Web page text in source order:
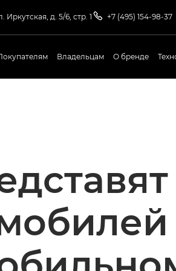
Иркутская, д. 5/6, стр. 1 +7 (495) 154-98-37
Владельцам О бренде